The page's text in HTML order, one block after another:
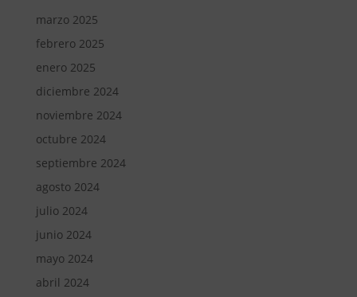
marzo 2025
febrero 2025
enero 2025
diciembre 2024
noviembre 2024
octubre 2024
septiembre 2024
agosto 2024
julio 2024
junio 2024
mayo 2024
abril 2024